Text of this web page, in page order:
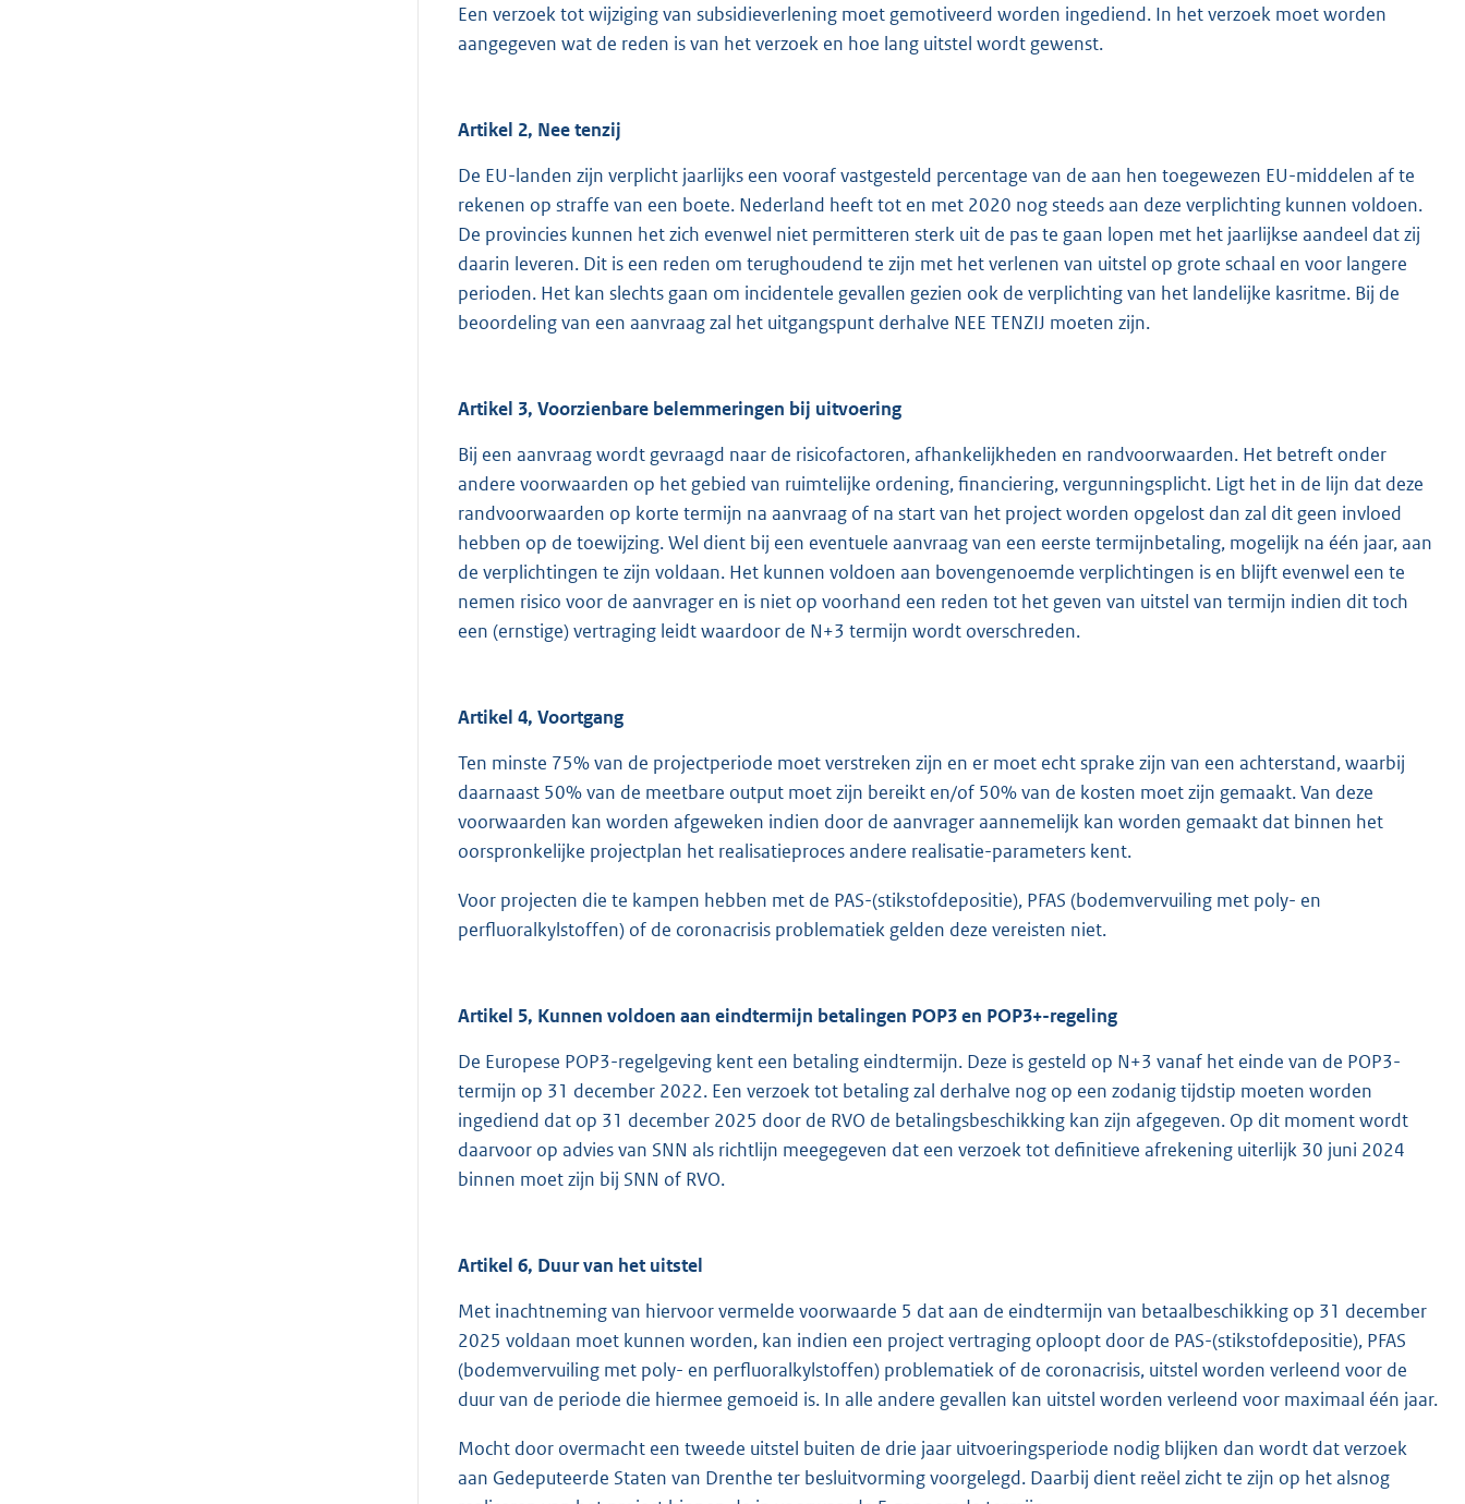
Een verzoek tot wijziging van subsidieverlening moet gemotiveerd worden ingediend. In het verzoek moet worden
aangegeven wat de reden is van het verzoek en hoe lang uitstel wordt gewenst.
Artikel 2, Nee tenzij
De EU-landen zijn verplicht jaarlijks een vooraf vastgesteld percentage van de aan hen toegewezen EU-middelen af te
rekenen op straffe van een boete. Nederland heeft tot en met 2020 nog steeds aan deze verplichting kunnen voldoen.
De provincies kunnen het zich evenwel niet permitteren sterk uit de pas te gaan lopen met het jaarlijkse aandeel dat zij
daarin leveren. Dit is een reden om terughoudend te zijn met het verlenen van uitstel op grote schaal en voor langere
perioden. Het kan slechts gaan om incidentele gevallen gezien ook de verplichting van het landelijke kasritme. Bij de
beoordeling van een aanvraag zal het uitgangspunt derhalve NEE TENZIJ moeten zijn.
Artikel 3, Voorzienbare belemmeringen bij uitvoering
Bij een aanvraag wordt gevraagd naar de risicofactoren, afhankelijkheden en randvoorwaarden. Het betreft onder
andere voorwaarden op het gebied van ruimtelijke ordening, financiering, vergunningsplicht. Ligt het in de lijn dat deze
randvoorwaarden op korte termijn na aanvraag of na start van het project worden opgelost dan zal dit geen invloed
hebben op de toewijzing. Wel dient bij een eventuele aanvraag van een eerste termijnbetaling, mogelijk na één jaar, aan
de verplichtingen te zijn voldaan. Het kunnen voldoen aan bovengenoemde verplichtingen is en blijft evenwel een te
nemen risico voor de aanvrager en is niet op voorhand een reden tot het geven van uitstel van termijn indien dit toch
een (ernstige) vertraging leidt waardoor de N+3 termijn wordt overschreden.
Artikel 4, Voortgang
Ten minste 75% van de projectperiode moet verstreken zijn en er moet echt sprake zijn van een achterstand, waarbij
daarnaast 50% van de meetbare output moet zijn bereikt en/of 50% van de kosten moet zijn gemaakt. Van deze
voorwaarden kan worden afgeweken indien door de aanvrager aannemelijk kan worden gemaakt dat binnen het
oorspronkelijke projectplan het realisatieproces andere realisatie-parameters kent.
Voor projecten die te kampen hebben met de PAS-(stikstofdepositie), PFAS (bodemvervuiling met poly- en
perfluoralkylstoffen) of de coronacrisis problematiek gelden deze vereisten niet.
Artikel 5, Kunnen voldoen aan eindtermijn betalingen POP3 en POP3+-regeling
De Europese POP3-regelgeving kent een betaling eindtermijn. Deze is gesteld op N+3 vanaf het einde van de POP3-
termijn op 31 december 2022. Een verzoek tot betaling zal derhalve nog op een zodanig tijdstip moeten worden
ingediend dat op 31 december 2025 door de RVO de betalingsbeschikking kan zijn afgegeven. Op dit moment wordt
daarvoor op advies van SNN als richtlijn meegegeven dat een verzoek tot definitieve afrekening uiterlijk 30 juni 2024
binnen moet zijn bij SNN of RVO.
Artikel 6, Duur van het uitstel
Met inachtneming van hiervoor vermelde voorwaarde 5 dat aan de eindtermijn van betaalbeschikking op 31 december
2025 voldaan moet kunnen worden, kan indien een project vertraging oploopt door de PAS-(stikstofdepositie), PFAS
(bodemvervuiling met poly- en perfluoralkylstoffen) problematiek of de coronacrisis, uitstel worden verleend voor de
duur van de periode die hiermee gemoeid is. In alle andere gevallen kan uitstel worden verleend voor maximaal één jaar.
Mocht door overmacht een tweede uitstel buiten de drie jaar uitvoeringsperiode nodig blijken dan wordt dat verzoek
aan Gedeputeerde Staten van Drenthe ter besluitvorming voorgelegd. Daarbij dient reëel zicht te zijn op het alsnog